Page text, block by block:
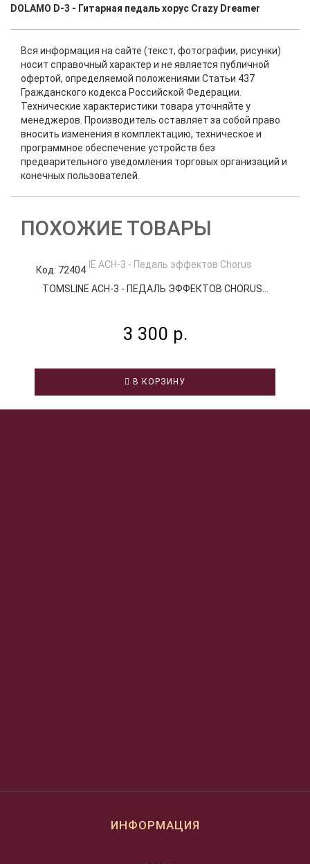
DOLAMO D-3 - Гитарная педаль хорус Crazy Dreamer
Вся информация на сайте (текст, фотографии, рисунки)
носит справочный характер и не является публичной
офертой, определяемой положениями Статьи 437
Гражданского кодекса Российской Федерации.
Технические характеристики товара уточняйте у
менеджеров. Производитель оставляет за собой право
вносить изменения в комплектацию, техническое и
программное обеспечение устройств без
предварительного уведомления торговых организаций и
конечных пользователей.
ПОХОЖИЕ ТОВАРЫ
Код: 72404
TOMSLINE ACH-3 - ПЕДАЛЬ ЭФФЕКТОВ CHORUS...
3 300 р.
В КОРЗИНУ
ИНФОРМАЦИЯ